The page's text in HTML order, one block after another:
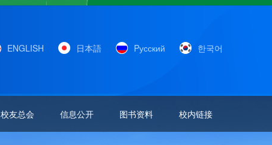
ENGLISH 日本語 Pусский 한국어
校友总会 信息公开 图书资料 校内链接